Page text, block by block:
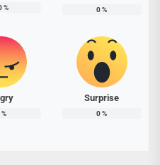
% 0%
%
Surprise
0%